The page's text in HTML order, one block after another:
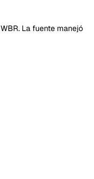
La fuente manejó